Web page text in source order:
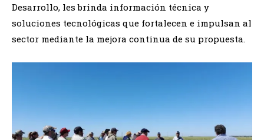
Desarrollo, les brinda información técnica y
soluciones tecnológicas que fortalecen e impulsan al
sector mediante la mejora continua de su propuesta.